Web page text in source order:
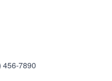
456-7890